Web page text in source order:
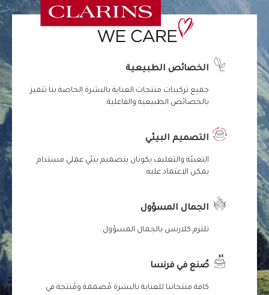
الخصائص الطبيعية
جميع تركيبات منتجات العناية بالبشرة الخاصة بنا تتميز
بالخصائص الطبيعية والفاعلية.
التصميم البيئي
التعبئة والتغليف يكونان بتصميم بيئي عملي مستدام
يمكن الاعتماد عليه.
الجمال المسؤول
تلتزم كلارنس بالجمال المسؤول.
صُنع في فرنسا
كافة منتجاتنا للعناية بالبشرة مُصممة ومُنتجة في